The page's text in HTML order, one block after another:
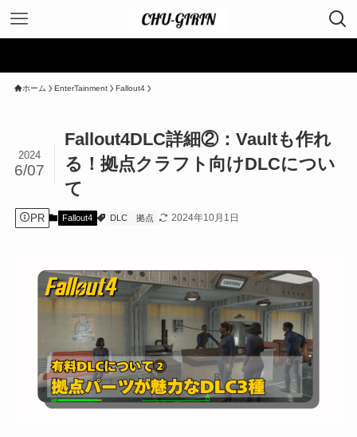
ホーム EnterTainment Fallout4
Fallout4DLC詳細②：Vaultも作れ
る！拠点クラフト向けDLCについ
て
2024
6/07
PR Fallout4 DLC 拠点 2024年10月1日